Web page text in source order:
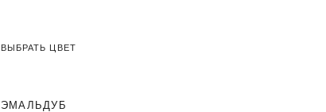
ВЫБРАТЬ ЦВЕТ
ЭМАЛЬ ДУБ